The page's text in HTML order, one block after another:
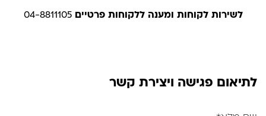
לשירות לקוחות ומענה ללקוחות פרטיים 04-8811105
לתיאום פגישה ויצירת קשר